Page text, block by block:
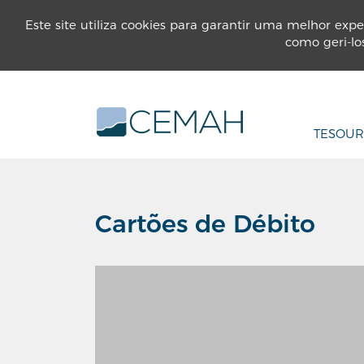
Este site utiliza cookies para garantir uma melhor
como geri-
INSTITUCIONAL PARTICULARES
Cartões de Débito